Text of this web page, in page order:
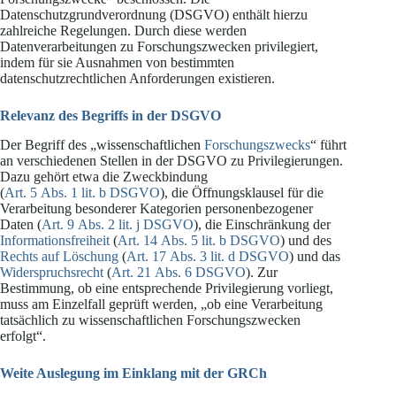
Datenschutzgrundverordnung (DSGVO) enthält hierzu
zahlreiche Regelungen. Durch diese werden
Datenverarbeitungen zu Forschungszwecken privilegiert,
indem für sie Ausnahmen von bestimmten
datenschutzrechtlichen Anforderungen existieren.
Relevanz des Begriffs in der DSGVO
Der Begriff des „wissenschaftlichen Forschungszwecks“ führt
an verschiedenen Stellen in der DSGVO zu Privilegierungen.
Dazu gehört etwa die Zweckbindung
(Art. 5 Abs. 1 lit. b DSGVO), die Öffnungsklausel für die
Verarbeitung besonderer Kategorien personenbezogener
Daten (Art. 9 Abs. 2 lit. j DSGVO), die Einschränkung der
Informationsfreiheit (Art. 14 Abs. 5 lit. b DSGVO) und des
Rechts auf Löschung (Art. 17 Abs. 3 lit. d DSGVO) und das
Widerspruchsrecht (Art. 21 Abs. 6 DSGVO). Zur
Bestimmung, ob eine entsprechende Privilegierung vorliegt,
muss am Einzelfall geprüft werden, „ob eine Verarbeitung
tatsächlich zu wissenschaftlichen Forschungszwecken
erfolgt“.
Weite Auslegung im Einklang mit der GRCh